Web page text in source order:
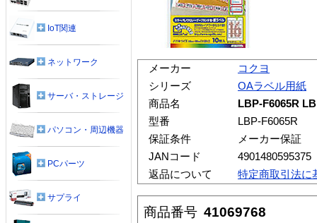
メーカー
コクヨ
シリーズ
OAラベル用紙
商品名
LBP-F6065R
型番
LBP-F6065R
保証条件
メーカー保証
JANコード
4901480595375
返品について
特定商取引法に
商品番号 41069768
IoT関連
ネットワーク
サーバ・ストレージ
パソコン・周辺機器
PCパーツ
サプライ